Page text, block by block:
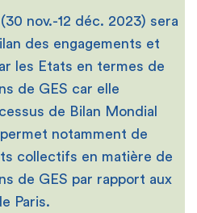
nov.-12 déc. 2023) sera
des engagements et
les Etats en termes de
de GES car elle
de Bilan Mondial
notamment de
collectifs en matière de
de GES par rapport aux
Paris.